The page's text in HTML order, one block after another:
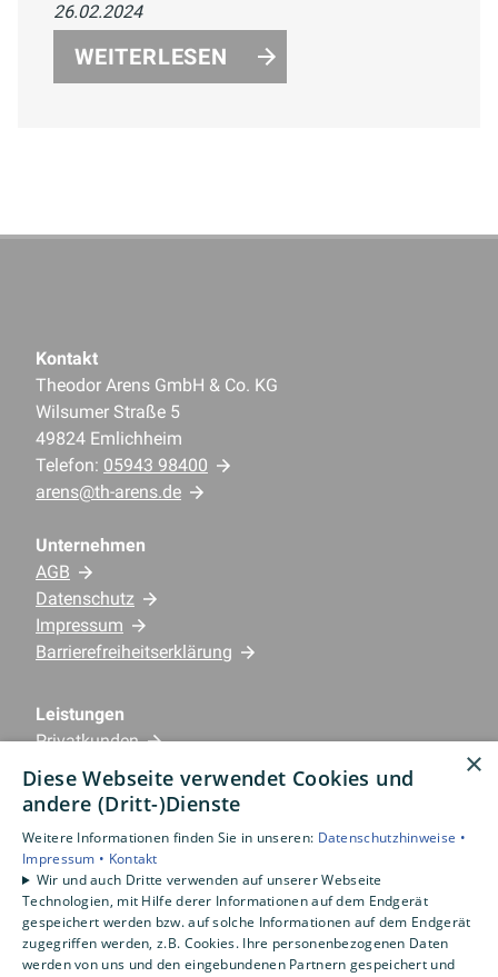
eine entspannende Oase verwandeln
können. Erfahren Sie mehr über den
Trend zu nachhaltiger Gestaltung und
26.02.2024
WEITERLESEN
Kontakt
Theodor Arens GmbH & Co. KG
Wilsumer Straße 5
49824 Emlichheim
Telefon: 05943 98400
arens@th-arens.de
Unternehmen
AGB
Datenschutz
Impressum
Barrierefreiheitserklärung
Leistungen
Privatkunden
Gewerbekunden
Karriere
Unternehmen
Standorte
Emlichheim
×
Diese Webseite verwendet Cookies und
andere (Dritt-)Dienste
Weitere Informationen finden Sie in unseren: Datenschutzhinweise •
Impressum • Kontakt
Wir und auch Dritte verwenden auf unserer Webseite
Technologien, mit Hilfe derer Informationen auf dem Endgerät
gespeichert werden bzw. auf solche Informationen auf dem Endgerät
zugegriffen werden, z.B. Cookies. Ihre personenbezogenen Daten
werden von uns und den eingebundenen Partnern gespeichert und